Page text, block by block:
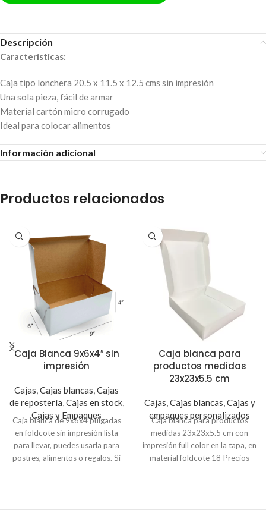
Descripción
Características:
Caja tipo lonchera 20.5 x 11.5 x 12.5 cms sin impresión
Una sola pieza, fácil de armar
Material cartón micro corrugado
Ideal para colocar alimentos
Información adicional
Productos relacionados
Caja Blanca 9x6x4″ sin
impresión
Cajas,Cajas blancas,Cajas
de repostería,Cajas en stock,
Cajas y Empaques
Caja blanca de 9x6x4 pulgadas
en foldcote sin impresión lista
para llevar, puedes usarla para
postres, alimentos o regalos. Si
agrega a la carretilla).
Caja blanca para
productos medidas
23x23x5.5 cm
Cajas,Cajas blancas,Cajas y
empaques personalizados
Caja blanca para productos
medidas 23x23x5.5 cm con
impresión full color en la tapa, en
material foldcote 18 Precios
Pedidos de 50 cajas precio